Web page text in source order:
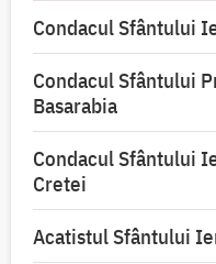
Condacul Sfântului
Condacul Sfântului
Basarabia
Condacul Sfântului
Cretei
Acatistul Sfântului